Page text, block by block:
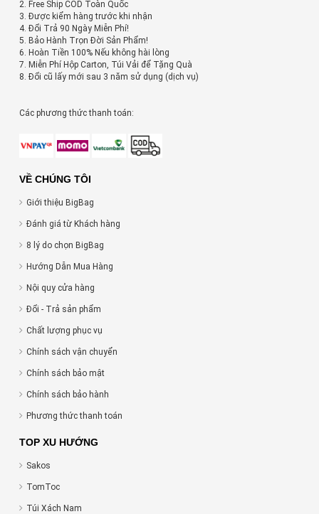
2. Free Ship COD Toàn Quốc
3. Được kiểm hàng trước khi nhận
4. Đổi Trả 90 Ngày Miễn Phí!
5. Bảo Hành Trọn Đời Sản Phẩm!
6. Hoàn Tiền 100% Nếu không hài lòng
7. Miễn Phí Hộp Carton, Túi Vải để Tặng Quà
8. Đổi cũ lấy mới sau 3 năm sử dụng (dịch vụ)
Các phương thức thanh toán:
VỀ CHÚNG TÔI
Giới thiệu BigBag
Đánh giá từ Khách hàng
8 lý do chọn BigBag
Hướng Dẫn Mua Hàng
Nội quy cửa hàng
Đổi - Trả sản phẩm
Chất lượng phục vụ
Chính sách vận chuyển
Chính sách bảo mật
Chính sách bảo hành
Phương thức thanh toán
TOP XU HƯỚNG
Sakos
TomToc
Túi Xách Nam